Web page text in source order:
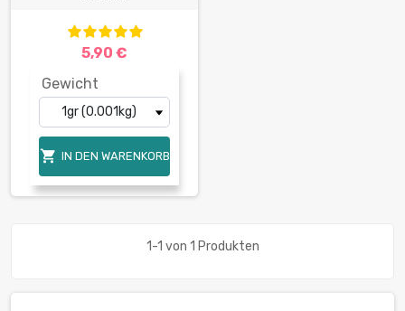
5,90 €
Gewicht
 IN DEN WARENKORB
1-1 von 1 Produkten